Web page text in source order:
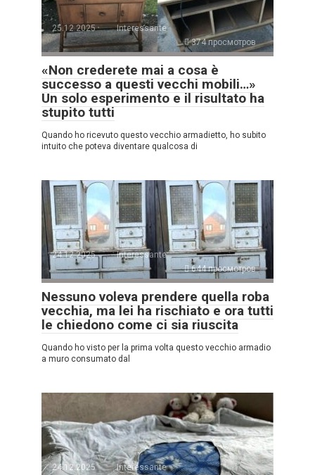
25.12.2025
Interessante
374 просмотров
«Non crederete mai a cosa è
successo a questi vecchi mobili…»
Un solo esperimento e il risultato ha
stupito tutti
Quando ho ricevuto questo vecchio armadietto, ho subito
intuito che poteva diventare qualcosa di
24.12.2025
Interessante
644 просмотров
Nessuno voleva prendere quella roba
vecchia, ma lei ha rischiato e ora tutti
le chiedono come ci sia riuscita
Quando ho visto per la prima volta questo vecchio armadio
a muro consumato dal
24.12.2025
Interessante